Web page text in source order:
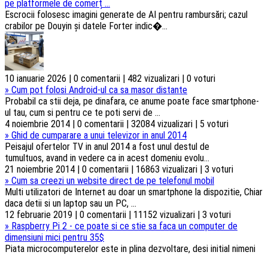
pe platformele de comerț ...
Escrocii folosesc imagini generate de AI pentru rambursări; cazul
crabilor pe Douyin și datele Forter indic�...
10 ianuarie 2026 | 0 comentarii | 482 vizualizari | 0 voturi
» Cum pot folosi Android-ul ca sa masor distante
Probabil ca stii deja, pe dinafara, ce anume poate face smartphone-
ul tau, cum si pentru ce te poti servi de ...
4 noiembrie 2014 | 0 comentarii | 32084 vizualizari | 5 voturi
» Ghid de cumparare a unui televizor in anul 2014
Peisajul ofertelor TV in anul 2014 a fost unul destul de
tumultuos, avand in vedere ca in acest domeniu evolu...
21 noiembrie 2014 | 0 comentarii | 16863 vizualizari | 3 voturi
» Cum sa creezi un website direct de pe telefonul mobil
Multi utilizatori de Internet au doar un smartphone la dispozitie, Chiar
daca detii si un laptop sau un PC, ...
12 februarie 2019 | 0 comentarii | 11152 vizualizari | 3 voturi
» Raspberry Pi 2 - ce poate si ce stie sa faca un computer de
dimensiuni mici pentru 35$
Piata microcomputerelor este in plina dezvoltare, desi initial nimeni